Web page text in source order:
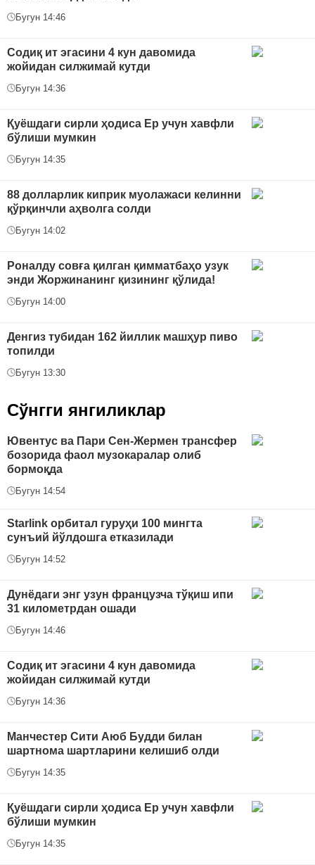
Бугун 14:46
Содиқ ит эгасини 4 кун давомида
жойидан силжимай кутди
Бугун 14:36
Қуёшдаги сирли ҳодиса Ер учун хавфли
бўлиши мумкин
Бугун 14:35
88 долларлик киприк муолажаси келинни
қўрқинчли аҳволга солди
Бугун 14:02
Роналду совға қилган қимматбаҳо узук
энди Жоржинанинг қизининг қўлида!
Бугун 14:00
Денгиз тубидан 162 йиллик машҳур пиво
топилди
Бугун 13:30
Сўнгги янгиликлар
Ювентус ва Пари Сен-Жермен трансфер
бозорида фаол музокаралар олиб
бормоқда
Бугун 14:54
Starlink орбитал гуруҳи 100 мингта
сунъий йўлдошга етказилади
Бугун 14:52
Дунёдаги энг узун французча тўқиш ипи
31 километрдан ошади
Бугун 14:46
Содиқ ит эгасини 4 кун давомида
жойидан силжимай кутди
Бугун 14:36
Манчестер Сити Аюб Будди билан
шартнома шартларини келишиб олди
Бугун 14:35
Қуёшдаги сирли ҳодиса Ер учун хавфли
бўлиши мумкин
Бугун 14:35